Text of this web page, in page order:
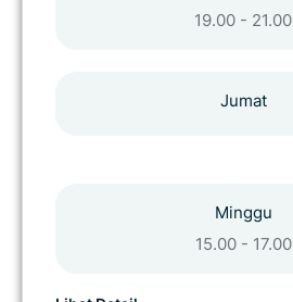
19.00 - 21.00
Jumat
Minggu
15.00 - 17.00